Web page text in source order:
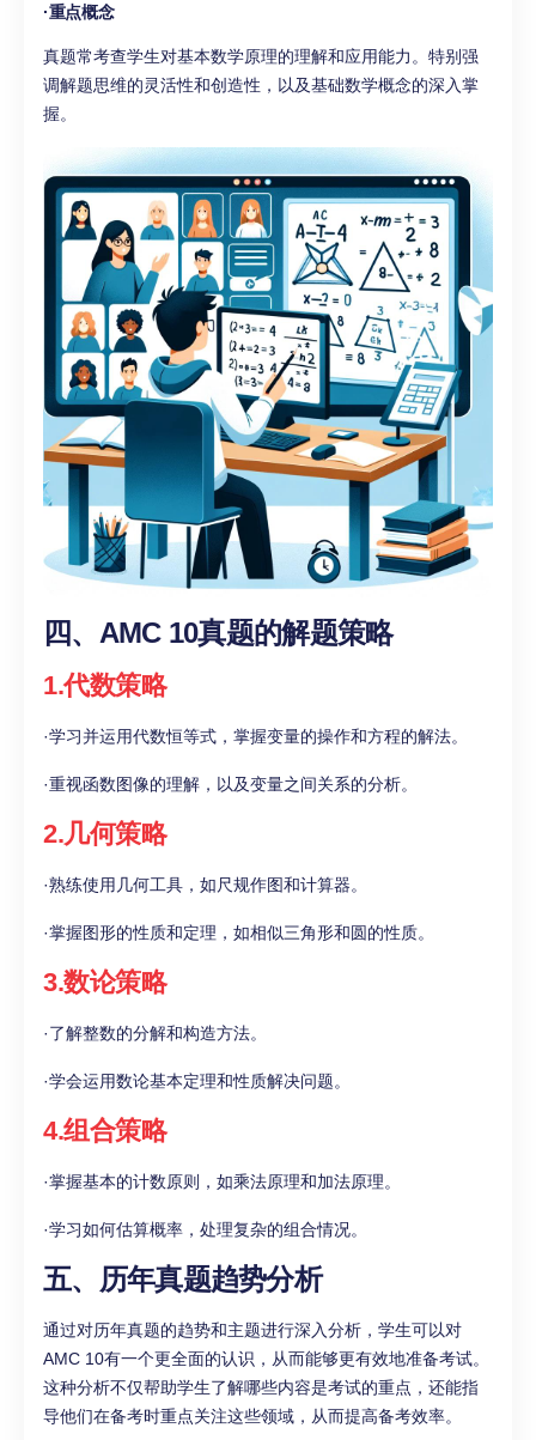
·重点概念
真题常考查学生对基本数学原理的理解和应用能力。特别强
调解题思维的灵活性和创造性，以及基础数学概念的深入掌
握。
四、AMC 10真题的解题策略
1.代数策略
·学习并运用代数恒等式，掌握变量的操作和方程的解法。
·重视函数图像的理解，以及变量之间关系的分析。
2.几何策略
·熟练使用几何工具，如尺规作图和计算器。
·掌握图形的性质和定理，如相似三角形和圆的性质。
3.数论策略
·了解整数的分解和构造方法。
·学会运用数论基本定理和性质解决问题。
4.组合策略
·掌握基本的计数原则，如乘法原理和加法原理。
·学习如何估算概率，处理复杂的组合情况。
五、历年真题趋势分析
通过对历年真题的趋势和主题进行深入分析，学生可以对
AMC 10有一个更全面的认识，从而能够更有效地准备考试。
这种分析不仅帮助学生了解哪些内容是考试的重点，还能指
导他们在备考时重点关注这些领域，从而提高备考效率。